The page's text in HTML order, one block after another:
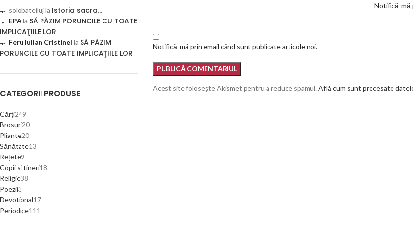
solobateilujla Istoria sacra…
EPAla SĂ PĂZIM PORUNCILE CU TOATE
IMPLICAŢIILE LOR
Feru Iulian Cristinel la SĂ PĂZIM
PORUNCILE CU TOATE IMPLICAŢIILE LOR
CATEGORII PRODUSE
Cărți249
Brosuri20
Pliante20
Sănătate13
Rețete9
Copii si tineri18
Religie38
Poezii3
Devotional17
Periodice111
Notifică-mă
Notifică-mă prin email când sunt publicate articole noi.
Acest site folosește Akismet pentru a reduce spamul. Află cum sunt procesate